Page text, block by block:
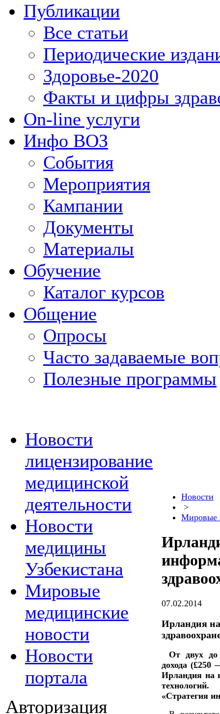
Публикации
Все статьи
Периодические
Здоровье-2020
Факты и цифры
On-line услуги
Инфо ВОЗ
События
Мероприятия
Кампании
Документы
Материалы
Обучение
Каталог курсов
Общение
Опросы
Часто задаваемые
Полезные программы
Новости
лицензирование
медицинской
деятельности
Новости
медицины
Узбекистана
Мировые
медицинские
новости
Новости
портала
Авторизация
Новости
>
Мировые
07.02.2014
Ирландия
От двух до
дохода (£250
Ирландия на
«Стратегия